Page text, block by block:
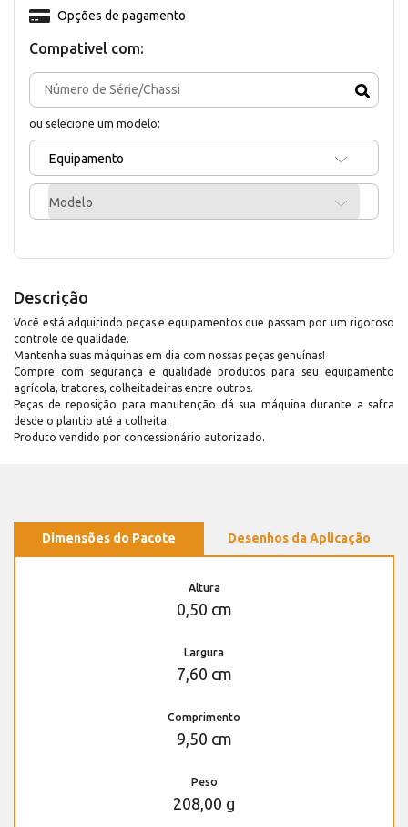
Compativel com:
ou selecione um modelo:
Equipamento
Modelo
Opções de pagamento
Descrição
Você está adquirindo peças e equipamentos que passam por um rigoroso
controle de qualidade.
Mantenha suas máquinas em dia com nossas peças genuínas!
Compre com segurança e qualidade produtos para seu equipamento
agrícola, tratores, colheitadeiras entre outros.
Peças de reposição para manutenção dá sua máquina durante a safra
desde o plantio até a colheita.
Produto vendido por concessionário autorizado.
Dimensões do Pacote Desenhos da Aplicação
Altura
0,50 cm
Largura
7,60 cm
Comprimento
9,50 cm
Peso
208,00 g